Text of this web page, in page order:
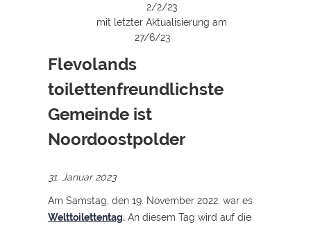
2/2/23
mit letzter Aktualisierung am
27/6/23
Flevolands
toilettenfreundlichste
Gemeinde ist
Noordoostpolder
31. Januar 2023
Am Samstag, den 19. November 2022, war es
Welttoilettentag.An diesem Tag wird auf die